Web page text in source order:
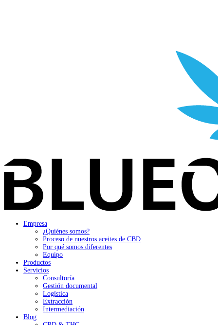
Empresa
¿Quiénes somos?
Proceso de nuestros aceites de CBD
Por qué somos diferentes
Equipo
Productos
Servicios
Consultoría
Gestión documental
Logística
Extracción
Intermediación
Blog